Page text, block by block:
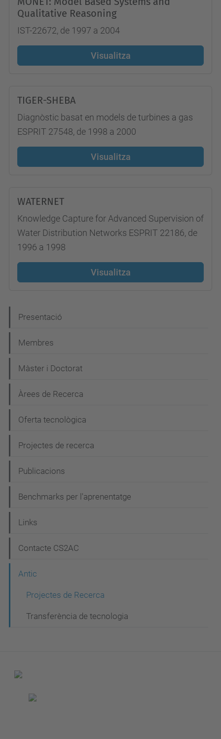
Qualitative Reasoning
IST-22672, de 1997 a 2004
Visualitza
TIGER-SHEBA
Diagnòstic basat en models de turbines a gas
ESPRIT 27548, de 1998 a 2000
Visualitza
WATERNET
Knowledge Capture for Advanced Supervision of
Water Distribution Networks ESPRIT 22186, de
1996 a 1998
Visualitza
a
v
g
a
i
ó
Presentació
Membres
Màster i Doctorat
Àrees de Recerca
Oferta tecnològica
Projectes de recerca
Publicacions
Benchmarks per l'aprenentatge
Links
Contacte CS2AC
Antic
Projectes de Recerca
Transferència de tecnologia